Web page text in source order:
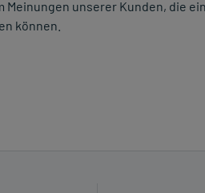
Meinungen unserer Kunden, die
können.